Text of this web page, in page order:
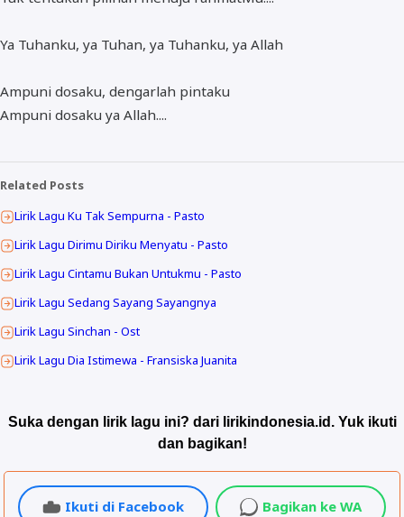
Ya Tuhanku, ya Tuhan, ya Tuhanku, ya Allah
Ampuni dosaku, dengarlah pintaku
Ampuni dosaku ya Allah....
Related Posts
Lirik Lagu Ku Tak Sempurna - Pasto
Lirik Lagu Dirimu Diriku Menyatu - Pasto
Lirik Lagu Cintamu Bukan Untukmu - Pasto
Lirik Lagu Sedang Sayang Sayangnya
Lirik Lagu Sinchan - Ost
Lirik Lagu Dia Istimewa - Fransiska Juanita
Suka dengan lirik lagu ini? dari lirikindonesia.id. Yuk ikuti
dan bagikan!
Ikuti di Facebook Bagikan ke WA